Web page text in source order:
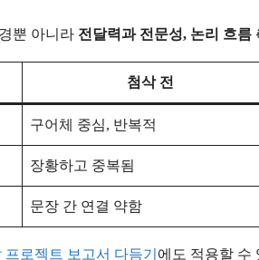
뿐 아니라 전달력과 전문성, 논리 흐름
첨삭 전
구어체 중심, 반복적
장황하고 중복됨
문장 간 연결 약함
프로젝트 보고서 다듬기 에도 적용할 수